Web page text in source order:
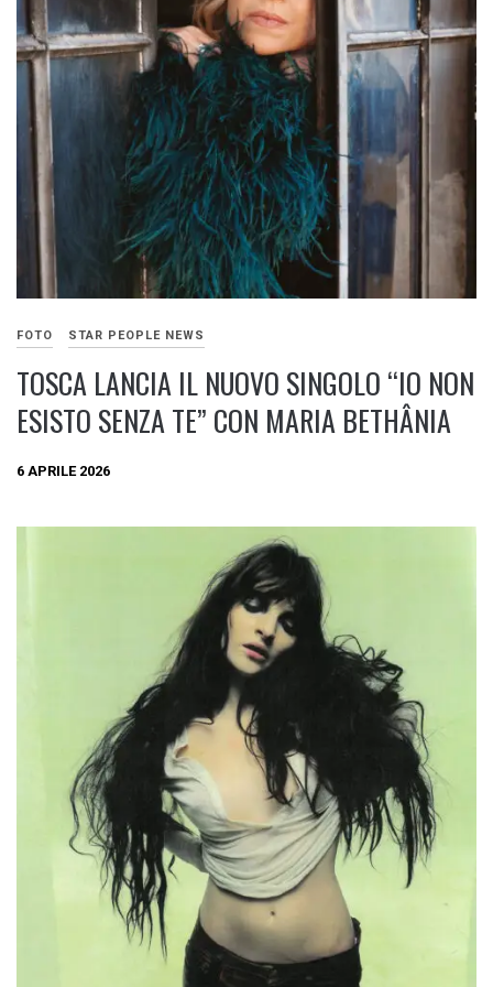
FOTO STAR PEOPLE NEWS
TOSCA LANCIA IL NUOVO SINGOLO “IO NON
ESISTO SENZA TE” CON MARIA BETHÂNIA
6 APRILE 2026